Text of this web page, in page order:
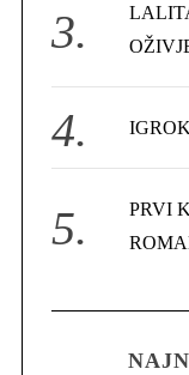
PRVI
a
r
f
o